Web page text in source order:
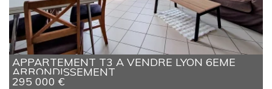
APPARTEMENT T3 A VENDRE LYON 6EME
ARRONDISSEMENT
295 000 €